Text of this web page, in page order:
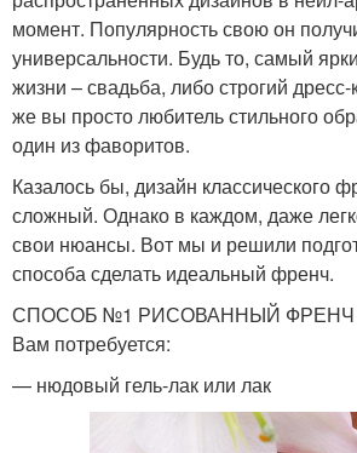
момент. Популярность свою он
универсальности. Будь то, самый
жизни – свадьба, либо строгий
же вы просто любитель стильного
один из фаворитов.
Казалось бы, дизайн классического
сложный. Однако в каждом, даже
свои нюансы. Вот мы и решили
способа сделать идеальный френч.
СПОСОБ №1 РИСОВАННЫЙ ФРЕНЧ
Вам потребуется:
— нюдовый гель-лак или лак